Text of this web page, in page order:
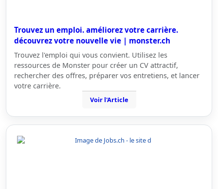
Trouvez un emploi. améliorez votre carrière.
découvrez votre nouvelle vie | monster.ch
Trouvez l'emploi qui vous convient. Utilisez les
ressources de Monster pour créer un CV attractif,
rechercher des offres, préparer vos entretiens, et lancer
votre carrière.
Voir l'Article